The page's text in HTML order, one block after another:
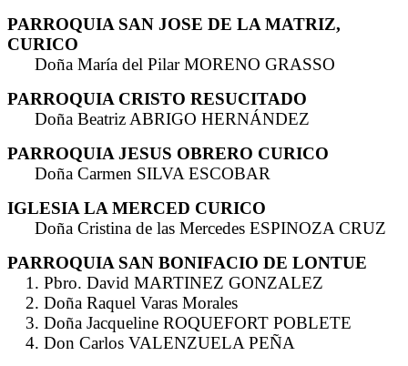
PARROQUIA SAN JOSE DE LA MATRIZ,
CURICO
Doña María del Pilar MORENO GRASSO
PARROQUIA CRISTO RESUCITADO
Doña Beatriz ABRIGO HERNÁNDEZ
PARROQUIA JESUS OBRERO CURICO
Doña Carmen SILVA ESCOBAR
IGLESIA LA MERCED CURICO
Doña Cristina de las Mercedes ESPINOZA CRUZ
PARROQUIA SAN BONIFACIO DE LONTUE
1. Pbro. David MARTINEZ GONZALEZ
2. Doña Raquel Varas Morales
3. Doña Jacqueline ROQUEFORT POBLETE
4. Don Carlos VALENZUELA PEÑA